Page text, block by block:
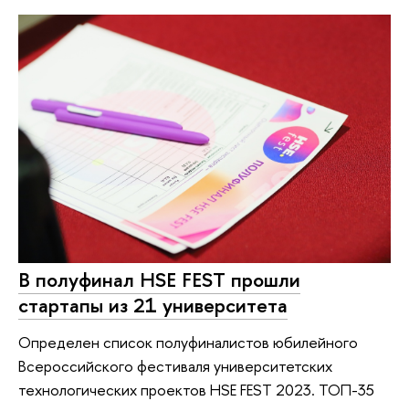
В полуфинал HSE FEST прошли
стартапы из 21 университета
Определен список полуфиналистов юбилейного
Всероссийского фестиваля университетских
технологических проектов HSE FEST 2023. ТОП-35